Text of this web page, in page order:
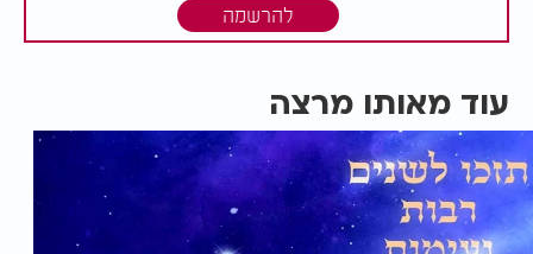
להרשמה
עוד מאותו מרצה